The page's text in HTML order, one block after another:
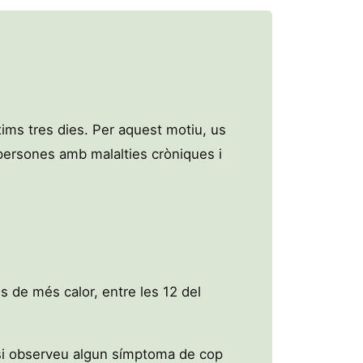
tres dies. Per aquest motiu, us
amb malalties cròniques i
de més calor, entre les 12 del
observeu algun símptoma de cop